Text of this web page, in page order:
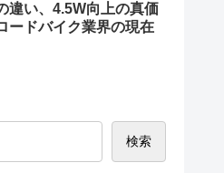
違い、4.5W向上の真価
ードバイク業界の現在
検索